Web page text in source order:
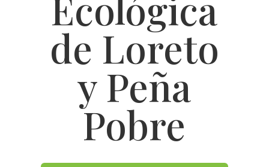
de Loreto
y Peña
Pobre